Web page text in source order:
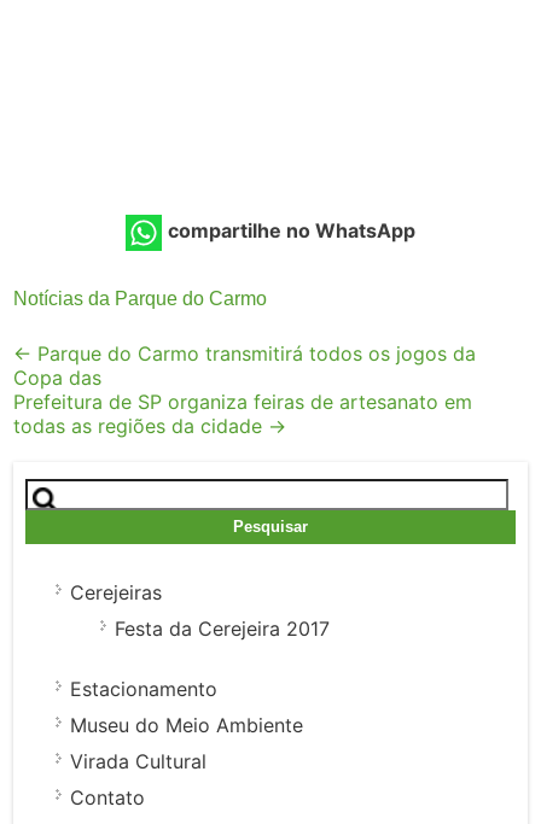
compartilhe no WhatsApp
Notícias da Parque do Carmo
Post
navigation
← Parque do Carmo transmitirá todos os jogos da
Copa das
Prefeitura de SP organiza feiras de artesanato em
todas as regiões da cidade →
Pesquisar
por:
Cerejeiras
Festa da Cerejeira 2017
Estacionamento
Museu do Meio Ambiente
Virada Cultural
Contato